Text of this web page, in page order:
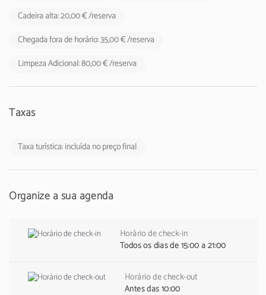
Cadeira alta: 20,00 € /reserva
Chegada fora de horário: 35,00 € /reserva
Limpeza Adicional: 80,00 € /reserva
Taxas
Taxa turística: incluída no preço final
Organize a sua agenda
Horário de check-in
Todos os dias de 15:00 a 21:00
Horário de check-out
Antes das 10:00